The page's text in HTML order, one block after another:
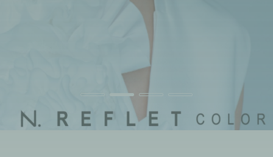
美髮課程
流行趨勢
產品通路
人才招募